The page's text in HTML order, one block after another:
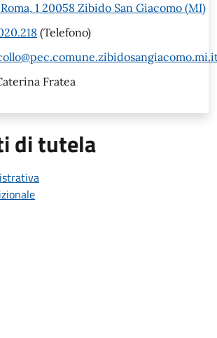
1 20058 Zibido San Giacomo (MI)
(Telefono)
Fratea
di tutela